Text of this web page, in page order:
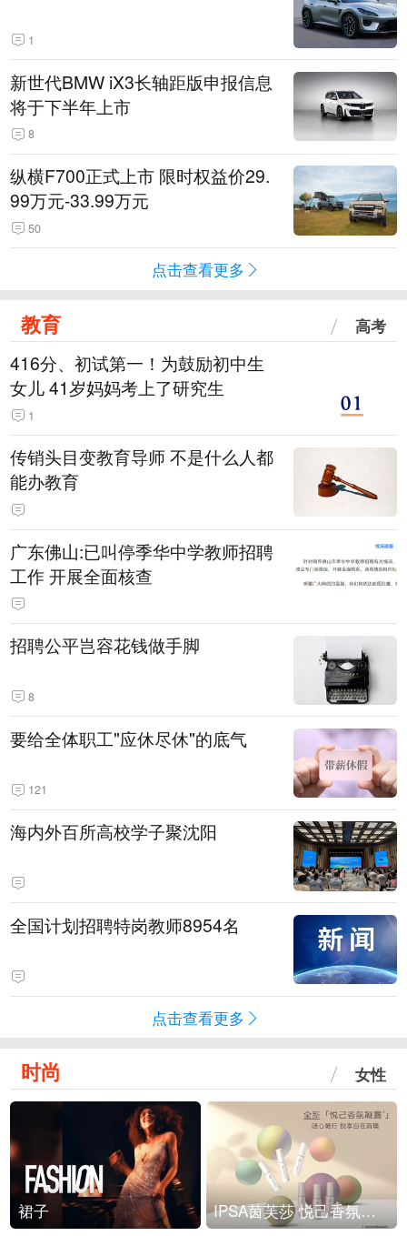
1
新世代BMW iX3长轴距版申报信息
将于下半年上市
8
纵横F700正式上市 限时权益价29.
99万元-33.99万元
50
点击查看更多
教育 高考
416分、初试第一！为鼓励初中生
女儿 41岁妈妈考上了研究生
1
传销头目变教育导师 不是什么人都
能办教育
广东佛山:已叫停季华中学教师招聘
工作 开展全面核查
招聘公平岂容花钱做手脚
8
要给全体职工"应休尽休"的底气
121
海内外百所高校学子聚沈阳
全国计划招聘特岗教师8954名
点击查看更多
时尚 女性
裙子 IPSA茵芙莎 悦己香氛凝露上市